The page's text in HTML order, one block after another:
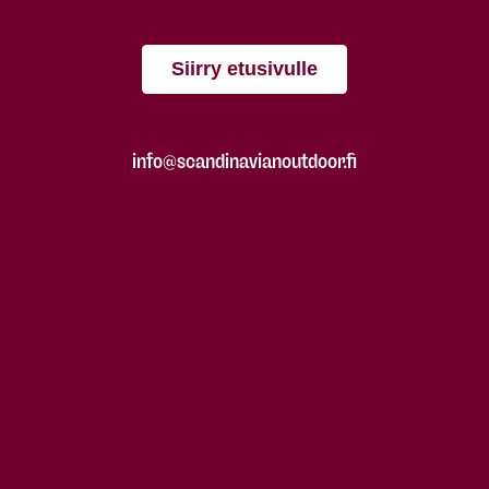
Siirry etusivulle
info@scandinavianoutdoor.fi